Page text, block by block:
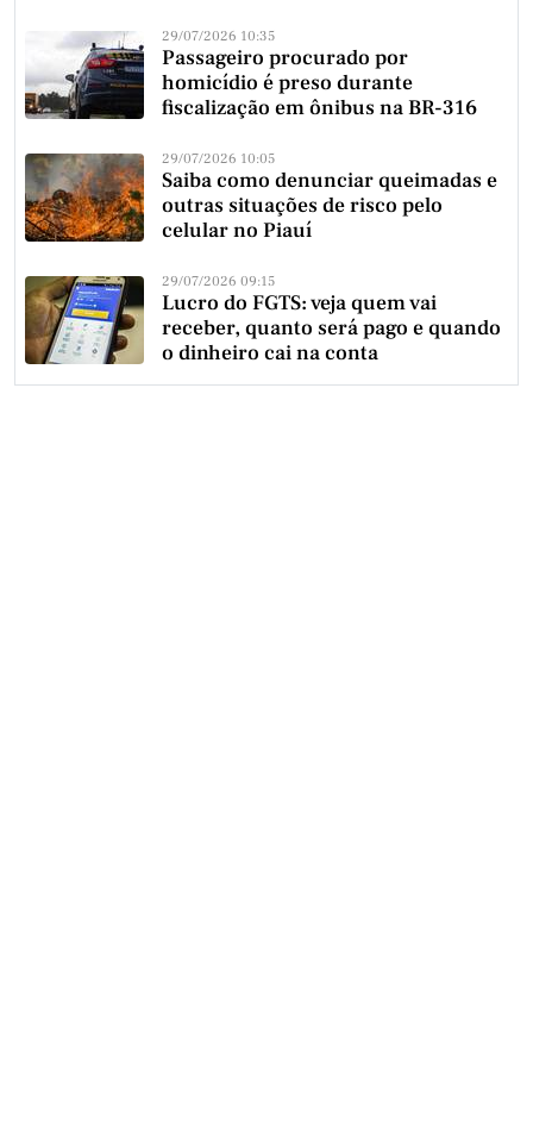
29/07/2026 10:35
Passageiro procurado por
homicídio é preso durante
fiscalização em ônibus na BR-316
29/07/2026 10:05
Saiba como denunciar queimadas e
outras situações de risco pelo
celular no Piauí
29/07/2026 09:15
Lucro do FGTS: veja quem vai
receber, quanto será pago e quando
o dinheiro cai na conta